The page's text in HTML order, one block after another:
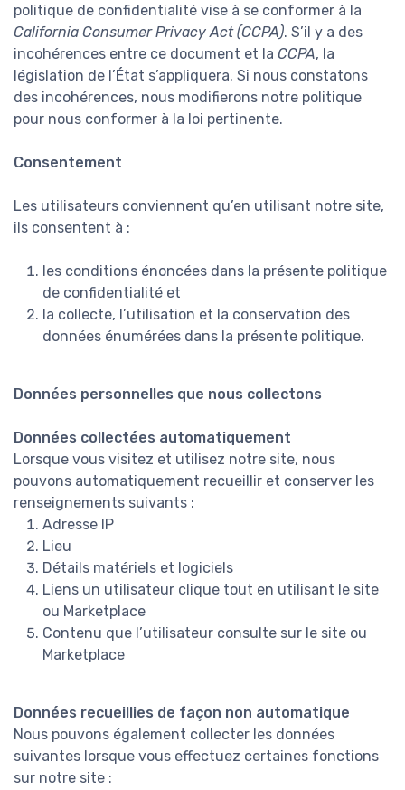
politique de confidentialité vise à se conformer à la
California Consumer Privacy Act (CCPA). S’il y a des
incohérences entre ce document et la CCPA, la
législation de l’État s’appliquera. Si nous constatons
des incohérences, nous modifierons notre politique
pour nous conformer à la loi pertinente.
Consentement
Les utilisateurs conviennent qu’en utilisant notre site,
ils consentent à :
les conditions énoncées dans la présente politique
de confidentialité et
la collecte, l’utilisation et la conservation des
données énumérées dans la présente politique.
Données personnelles que nous collectons
Données collectées automatiquement
Lorsque vous visitez et utilisez notre site, nous
pouvons automatiquement recueillir et conserver les
renseignements suivants :
Adresse IP
Lieu
Détails matériels et logiciels
Liens un utilisateur clique tout en utilisant le site
ou Marketplace
Contenu que l’utilisateur consulte sur le site ou
Marketplace
Données recueillies de façon non automatique
Nous pouvons également collecter les données
suivantes lorsque vous effectuez certaines fonctions
sur notre site :